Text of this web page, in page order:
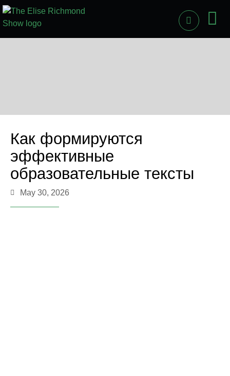
Как формируются
эффективные
образовательные тексты
May 30, 2026